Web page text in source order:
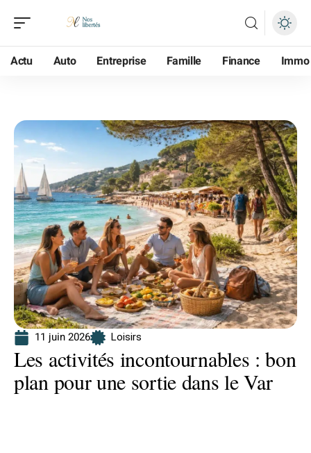
Actu Auto Entreprise Famille Finance Immo
11 juin 2026 Loisirs
Les activités incontournables : bon
plan pour une sortie dans le Var